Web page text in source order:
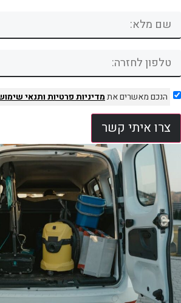
הנכם מאשרים אתמדיניות פרטיותותנאי שימוש
צרו איתי קשר